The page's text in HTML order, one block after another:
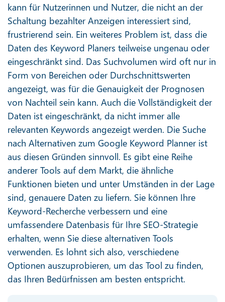
kann für Nutzerinnen und Nutzer, die nicht an der
Schaltung bezahlter Anzeigen interessiert sind,
frustrierend sein. Ein weiteres Problem ist, dass die
Daten des Keyword Planers teilweise ungenau oder
eingeschränkt sind. Das Suchvolumen wird oft nur in
Form von Bereichen oder Durchschnittswerten
angezeigt, was für die Genauigkeit der Prognosen
von Nachteil sein kann. Auch die Vollständigkeit der
Daten ist eingeschränkt, da nicht immer alle
relevanten Keywords angezeigt werden. Die Suche
nach Alternativen zum Google Keyword Planner ist
aus diesen Gründen sinnvoll. Es gibt eine Reihe
anderer Tools auf dem Markt, die ähnliche
Funktionen bieten und unter Umständen in der Lage
sind, genauere Daten zu liefern. Sie können Ihre
Keyword-Recherche verbessern und eine
umfassendere Datenbasis für Ihre SEO-Strategie
erhalten, wenn Sie diese alternativen Tools
verwenden. Es lohnt sich also, verschiedene
Optionen auszuprobieren, um das Tool zu finden,
das Ihren Bedürfnissen am besten entspricht.